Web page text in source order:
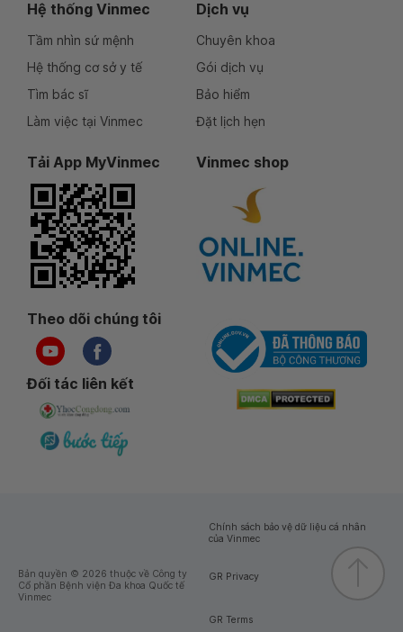
Hệ thống Vinmec
Tầm nhìn sứ mệnh
Hệ thống cơ sở y tế
Tìm bác sĩ
Làm việc tại Vinmec
Dịch vụ
Chuyên khoa
Gói dịch vụ
Bảo hiểm
Đặt lịch hẹn
Tải App MyVinmec Vinmec shop
Theo dõi chúng tôi
Đối tác liên kết
Bản quyền © 2026 thuộc về Công ty
Cổ phần Bệnh viện Đa khoa Quốc tế
Vinmec
Chính sách bảo vệ dữ liệu cá nhân
của Vinmec
GR Privacy
GR Terms